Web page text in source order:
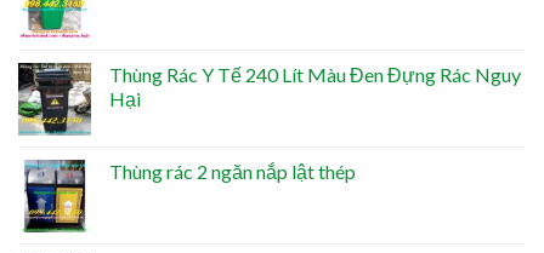
Thùng Rác Y Tế 240 Lít Màu Đen Đựng Rác Nguy
Hại
Thùng rác 2 ngăn nắp lật thép